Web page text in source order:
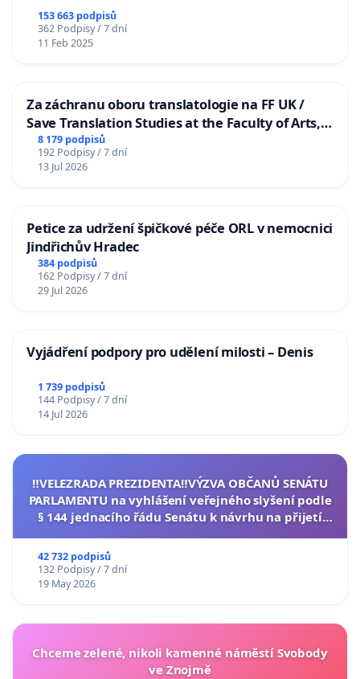
153 663 podpisů
362 Podpisy / 7 dní
11 Feb 2025
Za záchranu oboru translatologie na FF UK /
Save Translation Studies at the Faculty of Arts,
Charles University
8 179 podpisů
192 Podpisy / 7 dní
13 Jul 2026
Petice za udržení špičkové péče ORL v nemocnici
Jindřichův Hradec
384 podpisů
162 Podpisy / 7 dní
29 Jul 2026
Vyjádření podpory pro udělení milosti – Denis
1 739 podpisů
144 Podpisy / 7 dní
14 Jul 2026
‼️VELEZRADA PREZIDENTA‼️VÝZVA OBČANŮ SENÁTU
PARLAMENTU na vyhlášení veřejného slyšení podle
§ 144 jednacího řádu Senátu k návrhu na přijetí
42 732 podpisů
132 Podpisy / 7 dní
19 May 2026
Chceme zelené, nikoli kamenné náměstí Svobody
ve Znojmě